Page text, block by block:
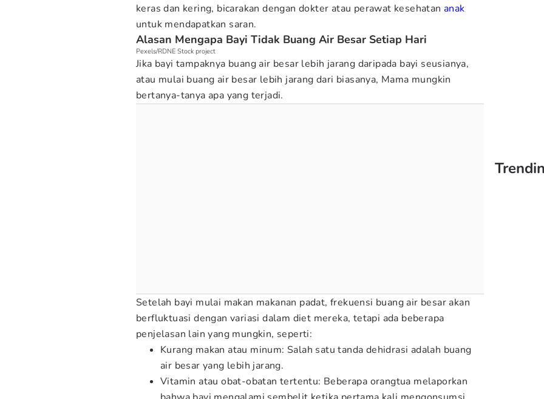
keras dan kering, bicarakan dengan dokter atau perawat kesehatan anak
untuk mendapatkan saran.
Alasan Mengapa Bayi Tidak Buang Air Besar Setiap Hari
Pexels/RDNE Stock project
Jika bayi tampaknya buang air besar lebih jarang daripada bayi seusianya,
atau mulai buang air besar lebih jarang dari biasanya, Mama mungkin
bertanya-tanya apa yang terjadi.
Setelah bayi mulai makan makanan padat, frekuensi buang air besar akan
berfluktuasi dengan variasi dalam diet mereka, tetapi ada beberapa
penjelasan lain yang mungkin, seperti:
Kurang makan atau minum: Salah satu tanda dehidrasi adalah buang
air besar yang lebih jarang.
Vitamin atau obat-obatan tertentu: Beberapa orangtua melaporkan